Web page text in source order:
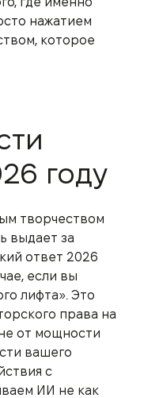
нажатием
которое
году
творчеством
выдает за
ответ 2026
если вы
лифта». Это
права на
от мощности
вашего
с
ИИ не как